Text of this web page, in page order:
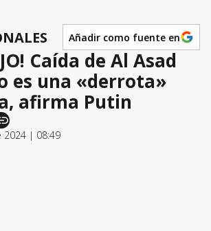
Añadir como fuente en
Caída de Al Asad
es una «derrota»
afirma Putin
2024 | 08:49